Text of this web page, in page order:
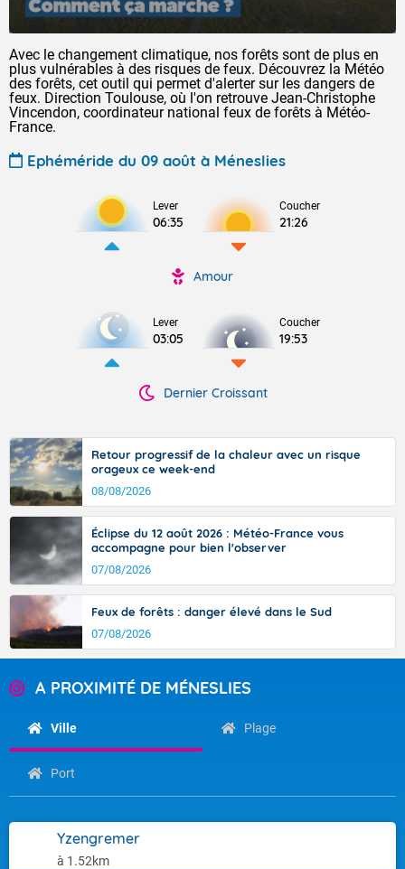
Avec le changement climatique, nos forêts sont de plus en
plus vulnérables à des risques de feux. Découvrez la Météo
des forêts, cet outil qui permet d'alerter sur les dangers de
feux. Direction Toulouse, où l'on retrouve Jean-Christophe
Vincendon, coordinateur national feux de forêts à Météo-
France.
Ephéméride du 09 août à Méneslies
Lever
06:35
Coucher
21:26
Amour
Lever
03:05
Coucher
19:53
Dernier Croissant
Retour progressif de la chaleur avec un risque
orageux ce week-end
08/08/2026
Éclipse du 12 août 2026 : Météo-France vous
accompagne pour bien l'observer
07/08/2026
Feux de forêts : danger élevé dans le Sud
07/08/2026
A PROXIMITÉ DE MÉNESLIES
Ville Plage
Port
Yzengremer
à 1.52km